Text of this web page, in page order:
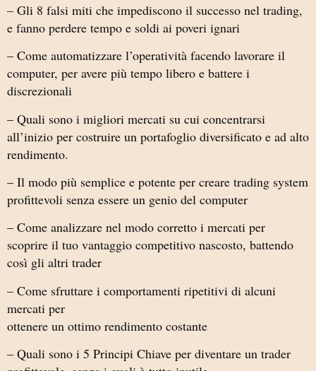
– Gli 8 falsi miti che impediscono il successo nel trading,
e fanno perdere tempo e soldi ai poveri ignari
– Come automatizzare l’operatività facendo lavorare il
computer, per avere più tempo libero e battere i
discrezionali
– Quali sono i migliori mercati su cui concentrarsi
all’inizio per costruire un portafoglio diversificato e ad alto
rendimento.
– Il modo più semplice e potente per creare trading system
profittevoli senza essere un genio del computer
– Come analizzare nel modo corretto i mercati per
scoprire il tuo vantaggio competitivo nascosto, battendo
così gli altri trader
– Come sfruttare i comportamenti ripetitivi di alcuni
mercati per
ottenere un ottimo rendimento costante
– Quali sono i 5 Principi Chiave per diventare un trader